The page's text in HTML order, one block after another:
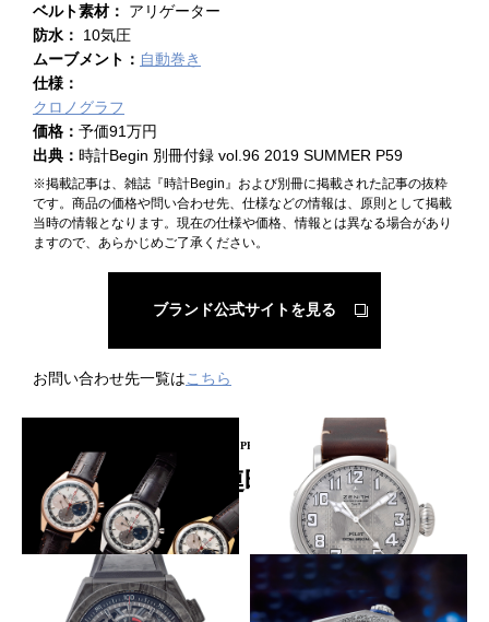
ベルト素材： アリゲーター
防水： 10気圧
ムーブメント： 自動巻き
仕様：
クロノグラフ
価格： 予価91万円
出典： 時計Begin 別冊付録 vol.96 2019 SUMMER P59
※掲載記事は、雑誌『時計Begin』および別冊に掲載された記事の抜粋
です。商品の価格や問い合わせ先、仕様などの情報は、原則として掲載
当時の情報となります。現在の仕様や価格、情報とは異なる場合があり
ますので、あらかじめご了承ください。
ブランド公式サイトを見る
お問い合わせ先一覧はこちら
PICKUP PRODUCT
関連時計
1969年モデル、3色の金でそろい踏
エル・プリメロ A386 リバイバ
文字盤は戦闘機の機体のよう
ZENITH
パイロット タイプ20 シルバー